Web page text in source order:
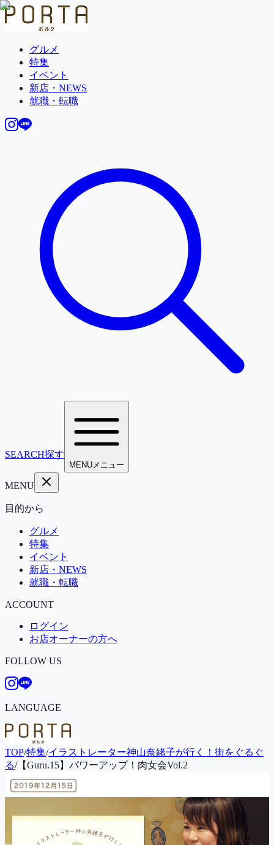
グルメ
特集
イベント
新店・NEWS
就職・転職
SEARCH探す
MENUメニュー
MENU
目的から
グルメ
特集
イベント
新店・NEWS
就職・転職
ACCOUNT
ログイン
お店オーナーの方へ
FOLLOW US
LANGUAGE
TOP/特集/イラストレーター神山奈緒子が行く！街をぐるぐ
る/【Guru.15】パワーアップ！肉女会Vol.2